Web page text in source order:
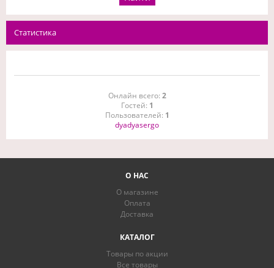
Статистика
Онлайн всего: 2
Гостей: 1
Пользователей: 1
dyadyasergo
О НАС
О магазине
Оплата
Доставка
КАТАЛОГ
Товары по акции
Все товары